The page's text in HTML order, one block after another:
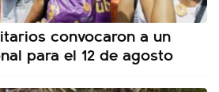
convocaron a un
para el 12 de agosto